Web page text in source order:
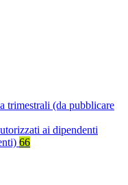
trimestrali (da pubblicare
ai dipendenti
66